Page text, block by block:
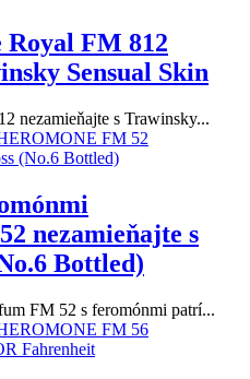
FM 812
Sensual Skin
nezamieňajte s Trawinsky...
nezamieňajte s
Bottled)
FM 52 s feromónmi patrí...